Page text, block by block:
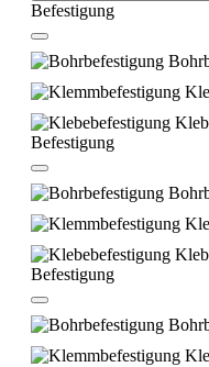
Befestigung
Befestigung
Befestigung